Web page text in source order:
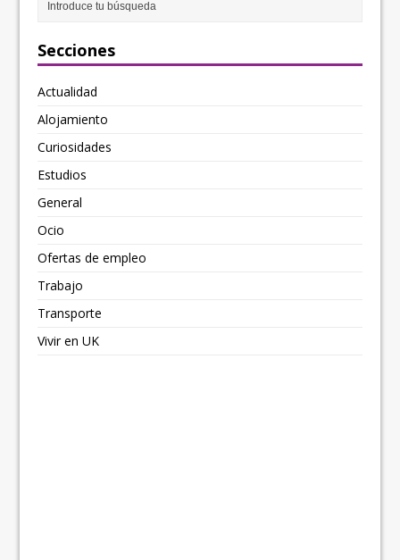
Secciones
Actualidad
Alojamiento
Curiosidades
Estudios
General
Ocio
Ofertas de empleo
Trabajo
Transporte
Vivir en UK